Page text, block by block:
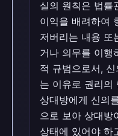
실의 원칙은 법률
이익을 배려하여
저버리는 내용 또
거나 의무를 이행
적 규범으로서,
는 이유로 권리의
상대방에게 신의
으로 보아 상대방
상태에 있어야 하